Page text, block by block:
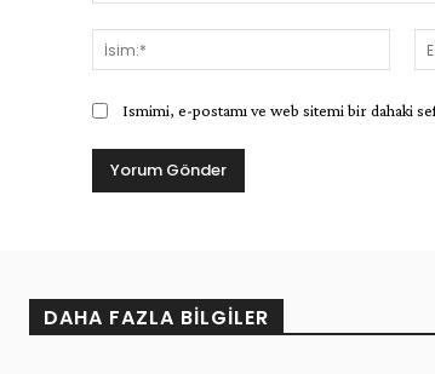
İsim:*
Ismimi, e-postamı ve web sitemi bir dahaki
DAHA FAZLA BILGILER